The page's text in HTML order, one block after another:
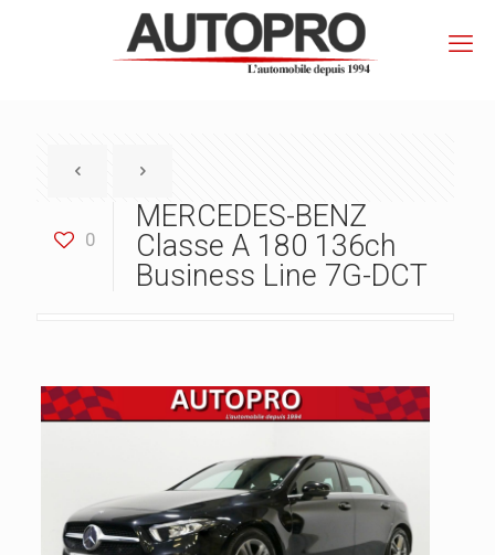
0
MERCEDES-BENZ
Classe A 180 136ch
Business Line 7G-DCT